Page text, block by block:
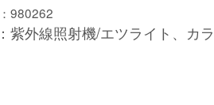
980262
紫外線照射機/エツライト、カ